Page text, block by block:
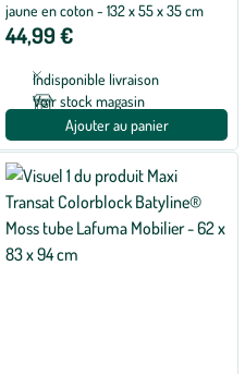
jaune en coton - 132 x 55 x 35 cm
44,99 €
Indisponible livraison
Voir stock magasin
Ajouter au panier